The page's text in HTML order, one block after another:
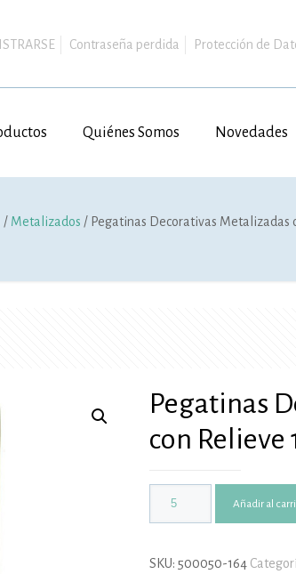
Contraseña perdida Protección de
Quiénes Somos Novedades
/ Metalizados / Pegatinas Decorativas Metalizadas
Pegatinas
con Relieve
Añadir al
SKU: 500050-164